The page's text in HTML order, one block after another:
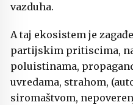
vazduha.
A taj ekosistem je
partijskim pritiscima,
poluistinama,
uvredama, strahom,
siromaštvom,